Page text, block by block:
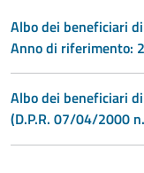
Albo dei beneficiari
Anno di riferimento:
Albo dei beneficiari
(D.P.R. 07/04/2000